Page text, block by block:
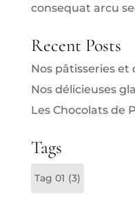
consequat arcu
Recent Posts
Nos pâtisseries
Nos délicieuses
Les Chocolats de
Tags
Tag 01 (3)